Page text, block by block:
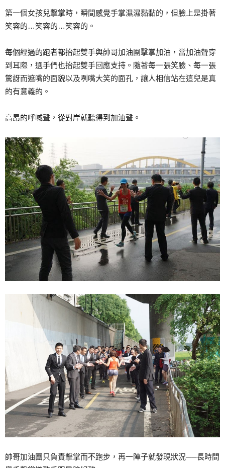
第一個女孩兒擊掌時，瞬間感覺手掌濕濕黏黏的，但臉上是掛著
笑容的…笑容的…笑容的。
每個經過的跑者都抬起雙手與帥哥加油團擊掌加油，當加油聲穿
到耳際，選手們也抬起雙手回應支持。隨著每一張笑臉、每一張
驚訝而遮嘴的面貌以及咧嘴大笑的面孔，讓人相信站在這兒是真
的有意義的。
高昂的呼喊聲，從對岸就聽得到加油聲。
帥哥加油團只負責擊掌而不跑步，再一陣子就發現狀況──長時間